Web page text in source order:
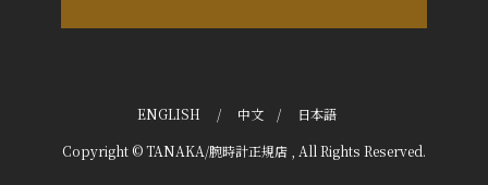
ENGLISH / 中文 / 日本語
Copyright © TANAKA/腕時計正規店 , All Rights Reserved.